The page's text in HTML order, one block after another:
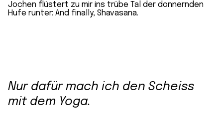
Jochen flüstert zu mir ins trübe Tal der donnernden
Hufe runter: And finally, Shavasana.
Nur dafür mach ich den Scheiss
mit dem Yoga.